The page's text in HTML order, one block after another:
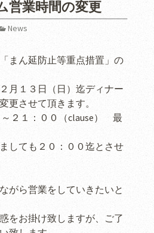
営業時間の変更
News
まん延防止等重点措置」の
月１３日（日）迄ディナー
更させて頂きます。
～２１：００（clause） 最
しても２０：００迄とさせ
がら営業をしていきたいと
をお掛け致しますが、ご了